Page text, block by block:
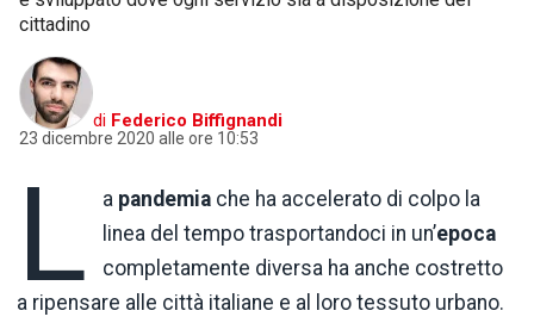
cittadino
di Federico Biffignandi
23 dicembre 2020 alle ore 10:53
L a pandemia che ha accelerato di colpo la
linea del tempo trasportandoci in un’epoca
completamente diversa ha anche costretto
a ripensare alle città italiane e al loro tessuto urbano.